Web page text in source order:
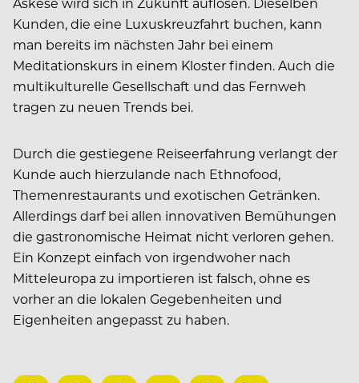
Kunden, die eine Luxuskreuzfahrt buchen, kann
man bereits im nächsten Jahr bei einem
Meditationskurs in einem Kloster finden. Auch die
multikulturelle Gesellschaft und das Fernweh
tragen zu neuen Trends bei.
Durch die gestiegene Reiseerfahrung verlangt der
Kunde auch hierzulande nach Ethnofood,
Themenrestaurants und exotischen Getränken.
Allerdings darf bei allen innovativen Bemühungen
die gastronomische Heimat nicht verloren gehen.
Ein Konzept einfach von irgendwoher nach
Mitteleuropa zu importieren ist falsch, ohne es
vorher an die lokalen Gegebenheiten und
Eigenheiten angepasst zu haben.